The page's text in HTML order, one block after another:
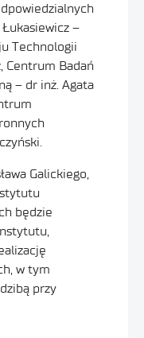
–
Technologii
Centrum Badań
– dr inż. Agata
Galickiego,
będzie
w tym
przy